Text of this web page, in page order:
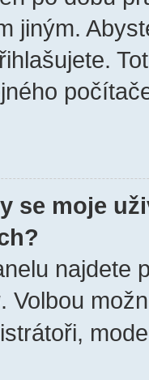
jiným.
se moje
najdete
. Volbou